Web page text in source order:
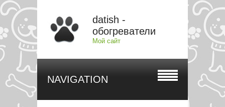
datish -
обогреватели
Мой сайт
NAVIGATION